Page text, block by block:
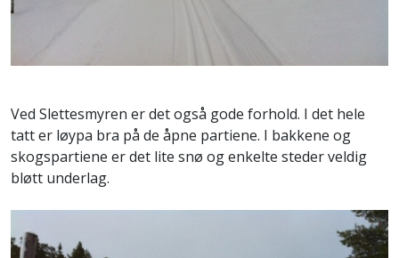
Ved Slettesmyren er det også gode forhold. I det hele
tatt er løypa bra på de åpne partiene. I bakkene og
skogspartiene er det lite snø og enkelte steder veldig
bløtt underlag.